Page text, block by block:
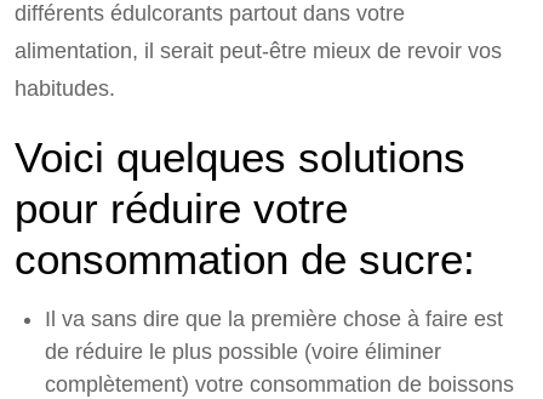
différents édulcorants partout dans votre
alimentation, il serait peut-être mieux de revoir vos
habitudes.
Voici quelques solutions
pour réduire votre
consommation de sucre:
Il va sans dire que la première chose à faire est
de réduire le plus possible (voire éliminer
complètement) votre consommation de boissons